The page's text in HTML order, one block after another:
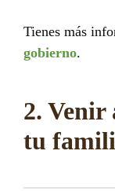
Tienes más
gobierno.
2. Venir
tu